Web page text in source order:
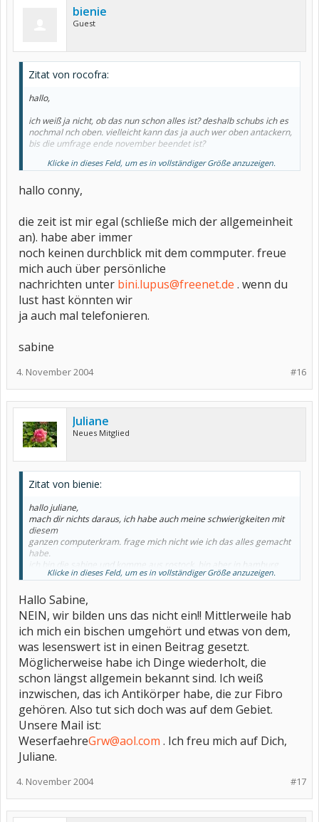
bienie
Guest
Zitat von rocofra:
hallo,
ich weiß ja nicht, ob das nun schon alles ist? deshalb schubs ich es
nochmal nch oben. vielleicht kann das ja auch wer oben antackern,
bis die umfrage ende november beendet ist?
die conny
Klicke in dieses Feld, um es in vollständiger Größe anzuzeigen.
hallo conny,
die zeit ist mir egal (schließe mich der allgemeinheit
an). habe aber immer
noch keinen durchblick mit dem commputer. freue
mich auch über persönliche
nachrichten unter bini.lupus@freenet.de . wenn du
lust hast könnten wir
ja auch mal telefonieren.
sabine
#16
4. November 2004
Juliane
Neues Mitglied
Zitat von bienie:
hallo juliane,
mach dir nichts daraus, ich habe auch meine schwierigkeiten mit
diesem
ganzen computerkram. frage mich nicht wie ich das alles gemacht
habe.
ich bin die sabine und komme aus rostock, bin aber in hamburg
geboren und
internet, da es
mir zu teuer ist. die fibro ist bei mir im april 04 festgestellt worden.
vorher
mußte ich mir anhören, ob ich mir das nicht alles einbilde usw..
wenn du lust
hast könnten wir konntak aufnehmen und vielleicht mal
telefonieren. solltest
du lust haben schicke mir einfach deine telefonnummer und ich
rufe dich an.
meine mail-adresse ist: bini.lupus@freenet.de
würde mich freuen von dir zu hören.
sabine
Klicke in dieses Feld, um es in vollständiger Größe anzuzeigen.
Hallo Sabine,
NEIN, wir bilden uns das nicht ein!! Mittlerweile hab
ich mich ein bischen umgehört und etwas von dem,
was lesenswert ist in einen Beitrag gesetzt.
Möglicherweise habe ich Dinge wiederholt, die
schon längst allgemein bekannt sind. Ich weiß
inzwischen, das ich Antikörper habe, die zur Fibro
gehören. Also tut sich doch was auf dem Gebiet.
Unsere Mail ist:
WeserfaehreGrw@aol.com . Ich freu mich auf Dich,
Juliane.
#17
4. November 2004